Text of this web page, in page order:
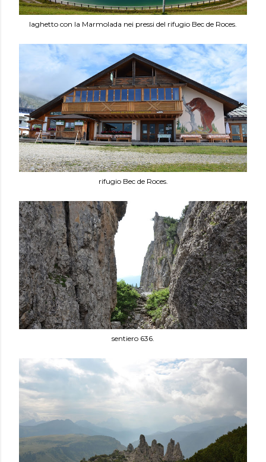
laghetto con la Marmolada nei pressi del rifugio Bec de Roces.
rifugio Bec de Roces.
sentiero 636.